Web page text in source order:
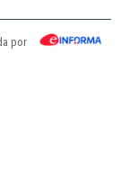
por